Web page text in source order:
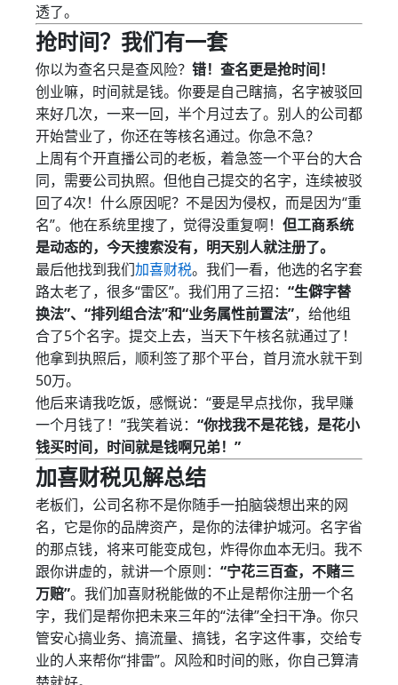
透了。
抢时间？我们有一套
你以为查名只是查风险？ 错！查名更是抢时间！
创业嘛，时间就是钱。你要是自己瞎搞，名字被驳回
来好几次，一来一回，半个月过去了。别人的公司都
开始营业了，你还在等核名通过。你急不急？
上周有个开直播公司的老板，着急签一个平台的大合
同，需要公司执照。但他自己提交的名字，连续被驳
回了4次！什么原因呢？不是因为侵权，而是因为“重
名”。他在系统里搜了，觉得没重复啊！ 但工商系统
是动态的，今天搜索没有，明天别人就注册了。
最后他找到我们加喜财税。我们一看，他选的名字套
路太老了，很多“雷区”。我们用了三招： “生僻字替
换法”、“排列组合法”和“业务属性前置法”，给他组
合了5个名字。提交上去，当天下午核名就通过了！
他拿到执照后，顺利签了那个平台，首月流水就干到
50万。
他后来请我吃饭，感慨说：“要是早点找你，我早赚
一个月钱了！”我笑着说： “你找我不是花钱，是花小
钱买时间，时间就是钱啊兄弟！”
加喜财税见解总结
老板们，公司名称不是你随手一拍脑袋想出来的网
名，它是你的品牌资产，是你的法律护城河。名字省
的那点钱，将来可能变成包，炸得你血本无归。我不
跟你讲虚的，就讲一个原则： “宁花三百查，不赌三
万赔”。我们加喜财税能做的不止是帮你注册一个名
字，我们是帮你把未来三年的“法律”全扫干净。你只
管安心搞业务、搞流量、搞钱，名字这件事，交给专
业的人来帮你“排雷”。风险和时间的账，你自己算清